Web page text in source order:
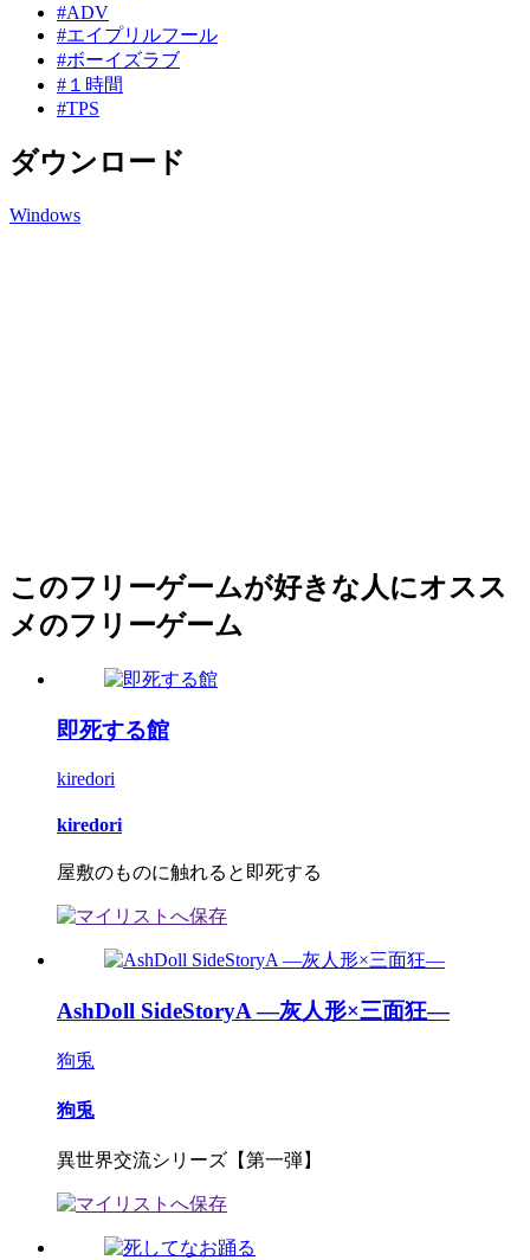
#ADV
#エイプリルフール
#ボーイズラブ
#１時間
#TPS
ダウンロード
Windows
このフリーゲームが好きな人にオスス
メのフリーゲーム
即死する館
kiredori
kiredori
屋敷のものに触れると即死する
AshDoll SideStoryA ―灰人形×三面狂―
狗兎
狗兎
異世界交流シリーズ【第一弾】